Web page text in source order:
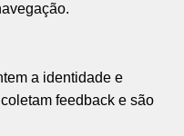
a identidade e
feedback e são